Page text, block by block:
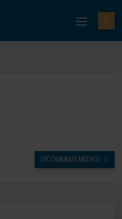
DICCIONARIO MÉDICO